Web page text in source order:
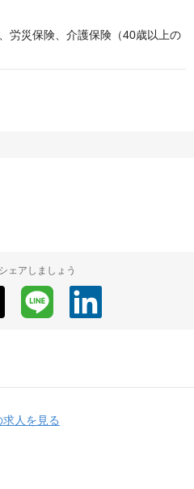
労災保険、介護保険（40歳以上の
ェアしましょう
人を見る